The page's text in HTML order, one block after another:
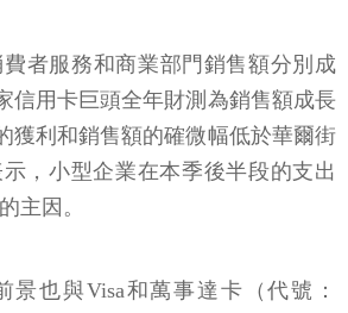
者服務和商業部門銷售額分別成
信用卡巨頭全年財測為銷售額成長
獲利和銷售額的確微幅低於華爾街
，小型企業在本季後半段的支出
主因。
景也與Visa和萬事達卡（代號：